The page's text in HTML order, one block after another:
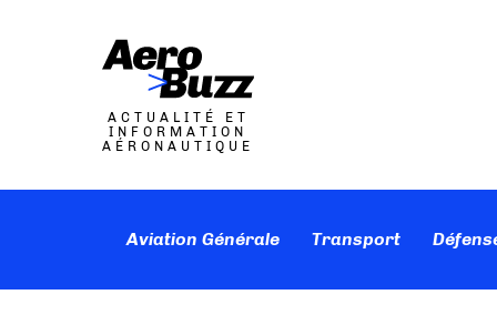
ACTUALITÉ ET
INFORMATION
AÉRONAUTIQUE
Aviation Générale Transport